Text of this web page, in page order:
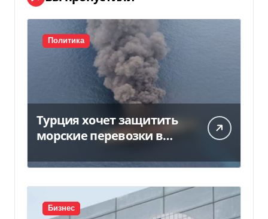
Политика
Турция хочет защитить
морские перевозки в
предложение отправили
в Россию
Бизнес